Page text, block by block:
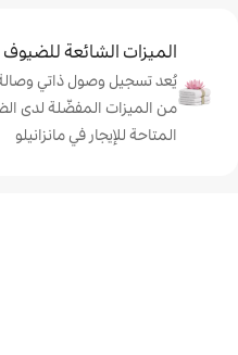
الميزات الشائعة للضيوف
يُعد تسجيل وصول ذاتي
من الميزات المفضّلة لدى
المتاحة للإيجار في مانزانيلو